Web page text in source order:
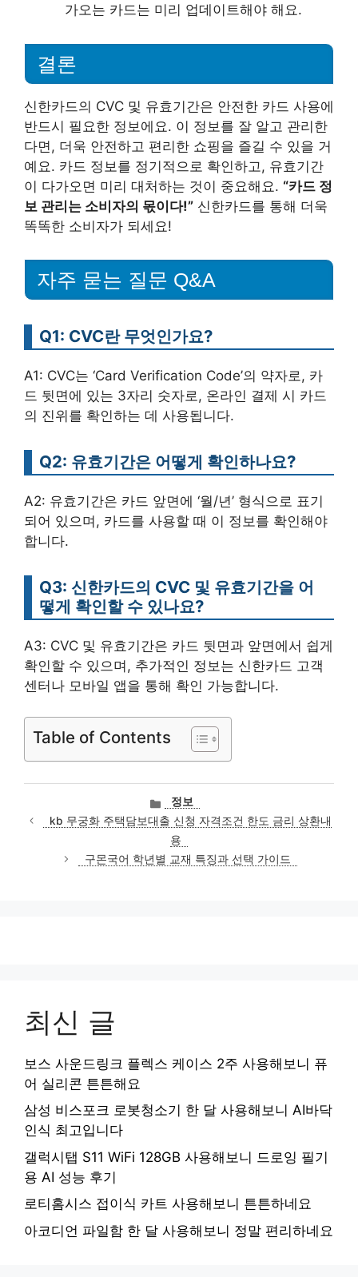
가오는 카드는 미리 업데이트해야 해요.
결론
신한카드의 CVC 및 유효기간은 안전한 카드 사용에
반드시 필요한 정보에요. 이 정보를 잘 알고 관리한
다면, 더욱 안전하고 편리한 쇼핑을 즐길 수 있을 거
예요. 카드 정보를 정기적으로 확인하고, 유효기간
이 다가오면 미리 대처하는 것이 중요해요. “카드 정
보 관리는 소비자의 몫이다!” 신한카드를 통해 더욱
똑똑한 소비자가 되세요!
자주 묻는 질문 Q&A
Q1: CVC란 무엇인가요?
A1: CVC는 ‘Card Verification Code’의 약자로, 카
드 뒷면에 있는 3자리 숫자로, 온라인 결제 시 카드
의 진위를 확인하는 데 사용됩니다.
Q2: 유효기간은 어떻게 확인하나요?
A2: 유효기간은 카드 앞면에 ‘월/년’ 형식으로 표기
되어 있으며, 카드를 사용할 때 이 정보를 확인해야
합니다.
Q3: 신한카드의 CVC 및 유효기간을 어
떻게 확인할 수 있나요?
A3: CVC 및 유효기간은 카드 뒷면과 앞면에서 쉽게
확인할 수 있으며, 추가적인 정보는 신한카드 고객
센터나 모바일 앱을 통해 확인 가능합니다.
Table of Contents
카
테
고
리
정보
kb 무궁화 주택담보대출 신청 자격조건 한도 금리 상환내
용
구몬국어 학년별 교재 특징과 선택 가이드
최신 글
보스 사운드링크 플렉스 케이스 2주 사용해보니 퓨
어 실리콘 튼튼해요
삼성 비스포크 로봇청소기 한 달 사용해보니 AI바닥
인식 최고입니다
갤럭시탭 S11 WiFi 128GB 사용해보니 드로잉 필기
용 AI 성능 후기
로티홈시스 접이식 카트 사용해보니 튼튼하네요
아코디언 파일함 한 달 사용해보니 정말 편리하네요